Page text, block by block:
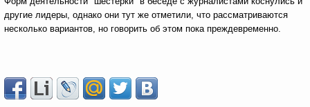
другие лидеры, однако они тут же отметили, что рассматриваются
несколько вариантов, но говорить об этом пока преждевременно.